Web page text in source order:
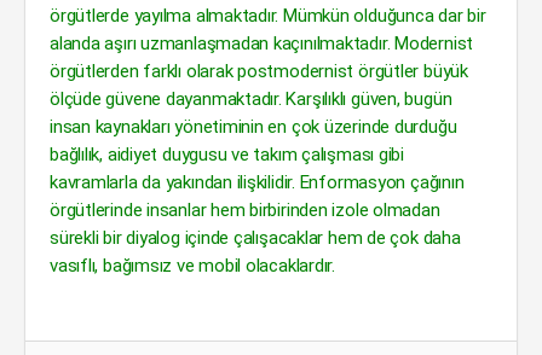
örgütlerde yayılma almaktadır. Mümkün olduğunca dar bir
alanda aşırı uzmanlaşmadan kaçınılmaktadır. Modernist
örgütlerden farklı olarak postmodernist örgütler büyük
ölçüde güvene dayanmaktadır. Karşılıklı güven, bugün
insan kaynakları yönetiminin en çok üzerinde durduğu
bağlılık, aidiyet duygusu ve takım çalışması gibi
kavramlarla da yakından ilişkilidir. Enformasyon çağının
örgütlerinde insanlar hem birbirinden izole olmadan
sürekli bir diyalog içinde çalışacaklar hem de çok daha
vasıflı, bağımsız ve mobil olacaklardır.